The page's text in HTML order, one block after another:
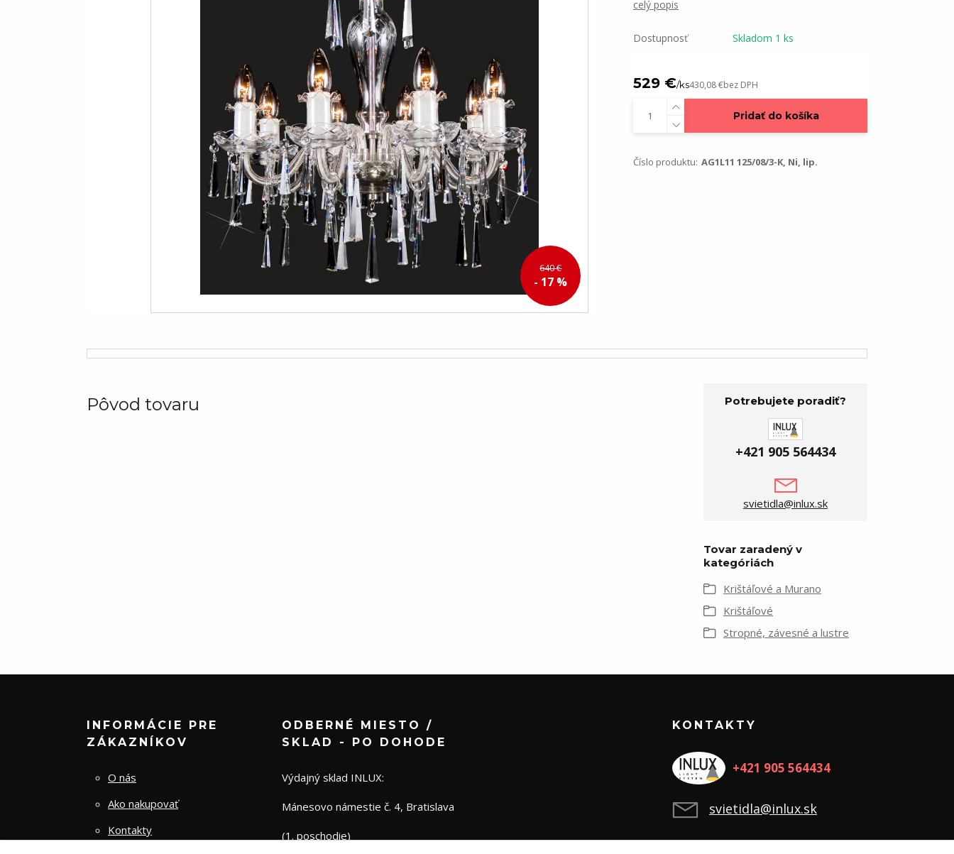
640 €
- 17 %
celý popis
Dostupnosť Skladom 1 ks
529 €/ks430,08 €bez DPH
Pridať do košíka
Číslo produktu: AG1L11 125/08/3-K, Ni, lip.
Pôvod tovaru Potrebujete poradiť?
+421 905 564434
svietidla@inlux.sk
Tovar zaradený v
kategóriách
Krištáľové a Murano
Krištáľové
Stropné, závesné a lustre
INFORMÁCIE PRE
ZÁKAZNÍKOV
O nás
Ako nakupovať
Kontakty
ODBERNÉ MIESTO /
SKLAD - PO DOHODE
Výdajný sklad INLUX:
Mánesovo námestie č. 4, Bratislava
(1. poschodie)
KONTAKTY
+421 905 564434
svietidla@inlux.sk